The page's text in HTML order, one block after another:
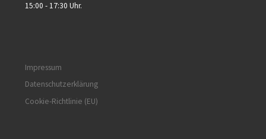
15:00 - 17:30 Uhr.
Impressum
Datenschutzerklärung
Cookie-Richtlinie (EU)